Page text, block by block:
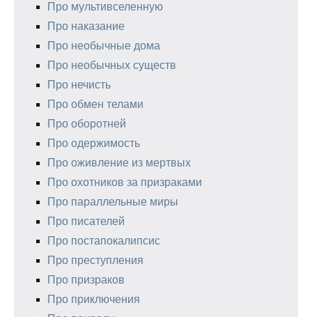
Про мультивселенную
Про наказание
Про необычные дома
Про необычных существ
Про нечисть
Про обмен телами
Про оборотней
Про одержимость
Про оживление из мертвых
Про охотников за призраками
Про параллельные миры
Про писателей
Про постапокалипсис
Про преступления
Про призраков
Про приключения